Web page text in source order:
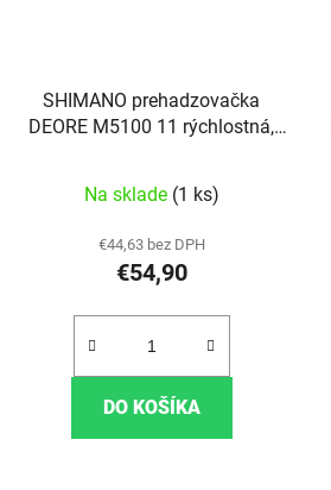
SHIMANO prehadzovačka
DEORE M5100 11 rýchlostná,
Na sklade (1 ks)
€44,63 bez DPH
€54,90
DO KOŠÍKA